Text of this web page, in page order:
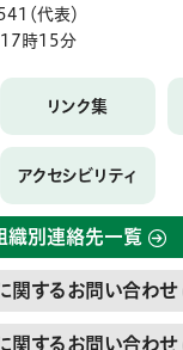
（代表）
時15分
リンク集
アクセシビリティ
織別連絡先一覧
関するお問い合わせ
関するお問い合わせ